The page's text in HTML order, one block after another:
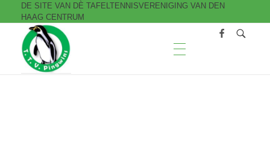
DE SITE VAN DÈ TAFELTENNISVERENIGING VAN DEN
HAAG CENTRUM